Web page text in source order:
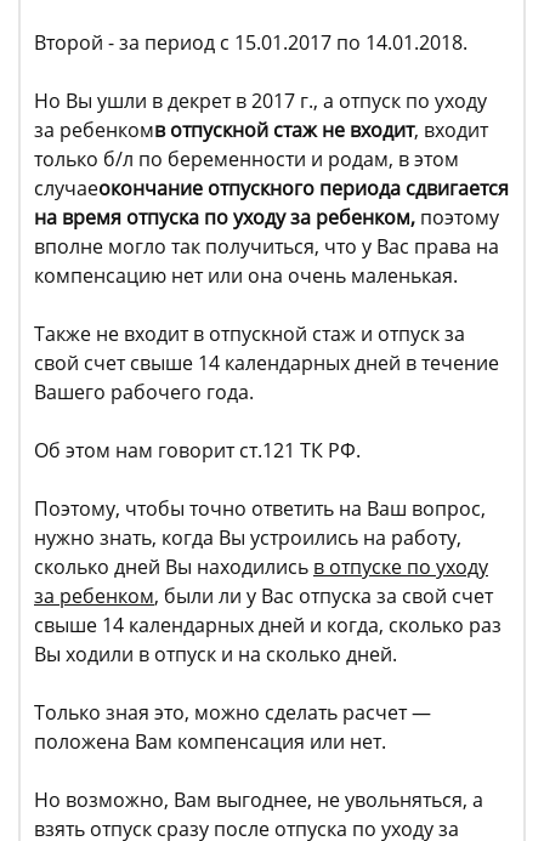
Второй - за период с 15.01.2017 по 14.01.2018.
Но Вы ушли в декрет в 2017 г., а отпуск по уходу
за ребенкомв отпускной стаж не входит, входит
только б/л по беременности и родам, в этом
случаеокончание отпускного периода сдвигается
на время отпуска по уходу за ребенком, поэтому
вполне могло так получиться, что у Вас права на
компенсацию нет или она очень маленькая.
Также не входит в отпускной стаж и отпуск за
свой счет свыше 14 календарных дней в течение
Вашего рабочего года.
Об этом нам говорит ст.121 ТК РФ.
Поэтому, чтобы точно ответить на Ваш вопрос,
нужно знать, когда Вы устроились на работу,
сколько дней Вы находились в отпуске по уходу
за ребенком, были ли у Вас отпуска за свой счет
свыше 14 календарных дней и когда, сколько раз
Вы ходили в отпуск и на сколько дней.
Только зная это, можно сделать расчет —
положена Вам компенсация или нет.
Но возможно, Вам выгоднее, не увольняться, а
взять отпуск сразу после отпуска по уходу за